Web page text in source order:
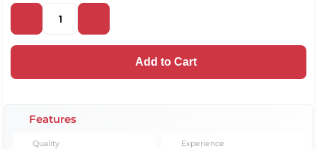
Add to Cart
Features
Quality Experience